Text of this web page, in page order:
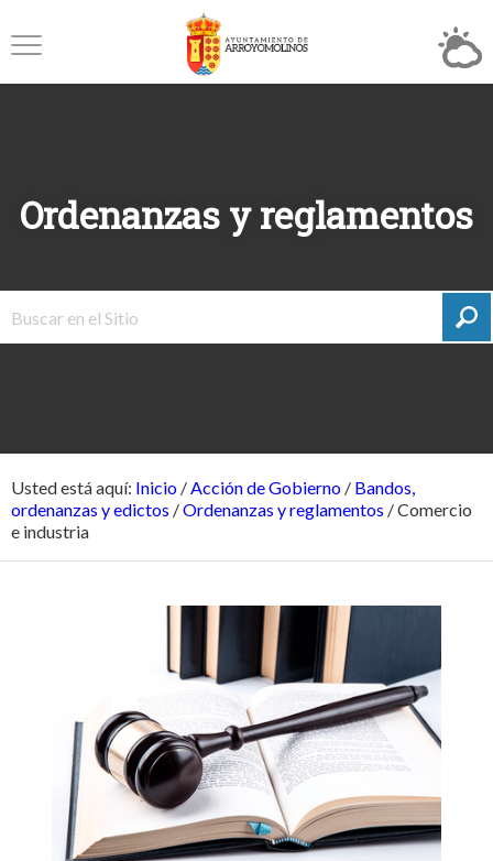
Ordenanzas y reglamentos
Usted está aquí: Inicio /Acción de Gobierno / Bandos,
ordenanzas y edictos /Ordenanzas y reglamentos /Comercio
e industria